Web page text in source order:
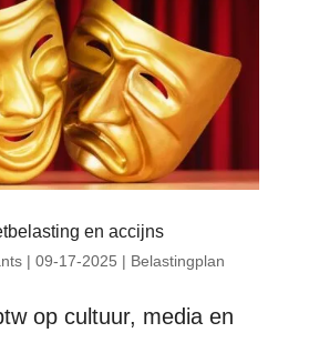
en accijns
| 09-17-2025 | Belastingplan
op cultuur, media en